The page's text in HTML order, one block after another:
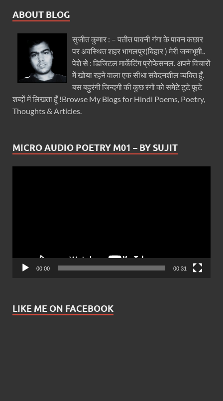
ABOUT BLOG
सुजीत कुमार : – पतीत पावनी गंगा के पावन कछार
पर अवस्थित शहर भागलपुर(बिहार ) मेरी जन्मभूमी..
पेशे से : डिजिटल मार्केटिंग प्रोफेसनल. अपने विचारों
में खोया रहने वाला एक सीधा संवेदनशील व्यक्ति हूँ.
बस बहुरंगी जिन्दगी की कुछ रंगों को समेटे टूटे फूटे
शब्दों में लिखता हूँ !Browse My Blogs for Hindi Poems, Poetry,
Thoughts & Articles.
MICRO AUDIO POETRY M01 – BY SUJIT
00:00 00:31
LIKE ME ON FACEBOOK